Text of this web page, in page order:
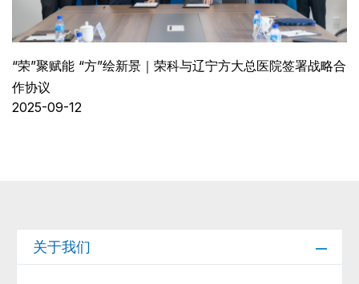
“荣”聚赋能 “方”绘新景｜荣科与辽宁方大总医院签署战略合
作协议
2025-09-12
关于我们